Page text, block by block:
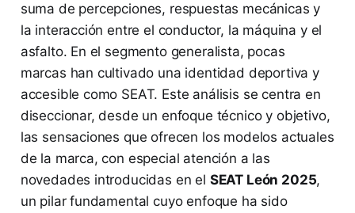
suma de percepciones, respuestas mecánicas y
la interacción entre el conductor, la máquina y el
asfalto. En el segmento generalista, pocas
marcas han cultivado una identidad deportiva y
accesible como SEAT. Este análisis se centra en
diseccionar, desde un enfoque técnico y objetivo,
las sensaciones que ofrecen los modelos actuales
de la marca, con especial atención a las
novedades introducidas en el SEAT León 2025,
un pilar fundamental cuyo enfoque ha sido